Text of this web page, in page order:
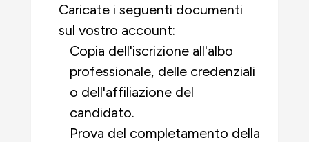
Caricate i seguenti documenti
sul vostro account:
Copia dell'iscrizione all'albo
professionale, delle credenziali
o dell'affiliazione del
candidato.
Prova del completamento della